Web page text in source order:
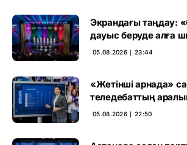
Экрандағы таңдау:
дауыс беруде алға
05.08.2026 ∣ 23:44
«Жетінші арнада»
теледебаттың
нәтижесі жарияланды
05.08.2026 ∣ 22:50